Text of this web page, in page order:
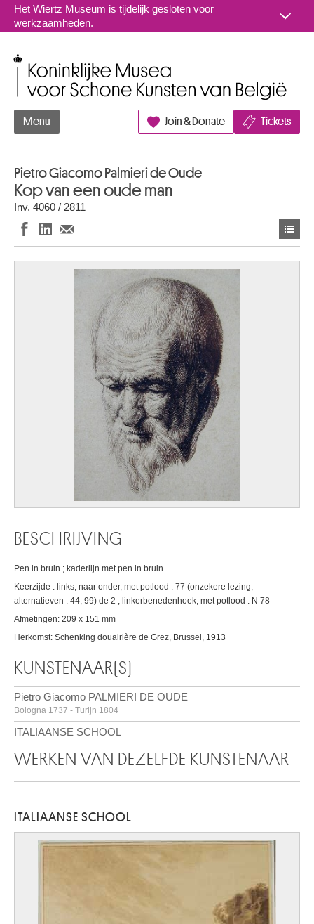
Naar inhoud
Het Wiertz Museum is tijdelijk gesloten voor
werkzaamheden.
Menu Join & Donate Tickets
Pietro Giacomo Palmieri de Oude
Kop van een oude man
Inv. 4060 / 2811
BESCHRIJVING
Pen in bruin ; kaderlijn met pen in bruin
Keerzijde : links, naar onder, met potlood : 77 (onzekere lezing,
alternatieven : 44, 99) de 2 ; linkerbenedenhoek, met potlood : N 78
Afmetingen: 209 x 151 mm
Herkomst: Schenking douairière de Grez, Brussel, 1913
KUNSTENAAR(S)
Pietro Giacomo PALMIERI DE OUDE
Bologna 1737 - Turijn 1804
ITALIAANSE SCHOOL
WERKEN VAN DEZELFDE KUNSTENAAR
ITALIAANSE SCHOOL